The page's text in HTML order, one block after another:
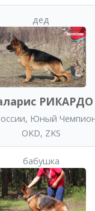
дед
РИКАРДО
, Юный
OKD, ZKS
бабушка